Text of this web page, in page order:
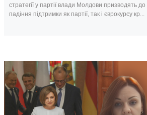
стратегії у партії влади Молдови призводять до
падіння підтримки як партії, так і єврокурсу кр...